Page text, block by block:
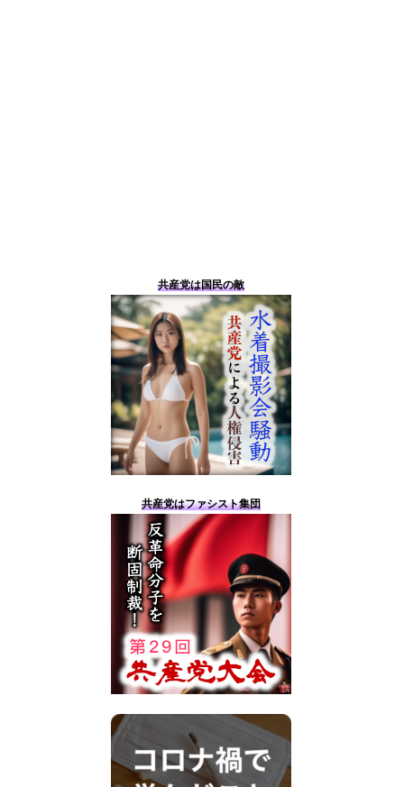
共産党は国民の敵
共産党はファシスト集団